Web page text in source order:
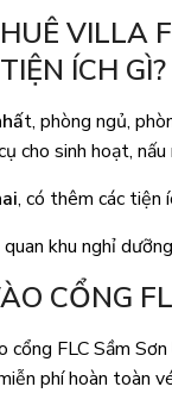
VILLA
ÍCH GÌ?
t, phòng ngủ,
cho sinh hoạt, nấu
, có thêm các tiện
khu nghỉ
CỔNG
cổng FLC Sầm
phí hoàn toàn